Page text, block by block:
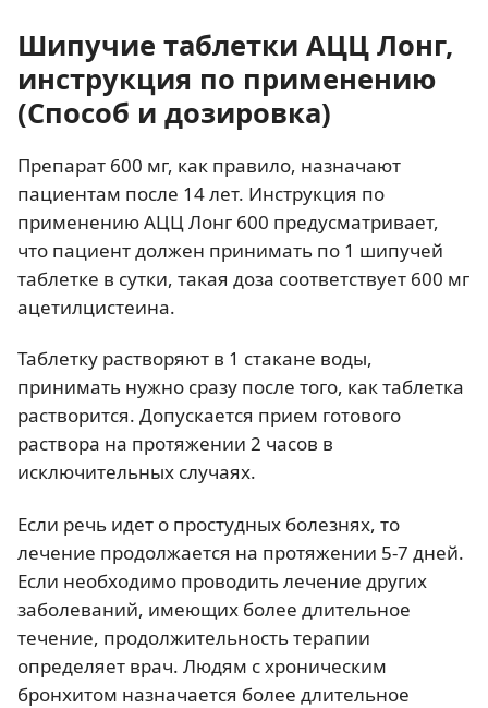
Шипучие таблетки АЦЦ Лонг,
инструкция по применению
(Способ и дозировка)
Препарат 600 мг, как правило, назначают
пациентам после 14 лет. Инструкция по
применению АЦЦ Лонг 600 предусматривает,
что пациент должен принимать по 1 шипучей
таблетке в сутки, такая доза соответствует 600 мг
ацетилцистеина.
Таблетку растворяют в 1 стакане воды,
принимать нужно сразу после того, как таблетка
растворится. Допускается прием готового
раствора на протяжении 2 часов в
исключительных случаях.
Если речь идет о простудных болезнях, то
лечение продолжается на протяжении 5-7 дней.
Если необходимо проводить лечение других
заболеваний, имеющих более длительное
течение, продолжительность терапии
определяет врач. Людям с хроническим
бронхитом назначается более длительное